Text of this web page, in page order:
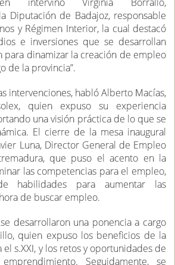
Diputación de Badajoz, responsable
y Régimen Interior, la cual destacó
e inversiones que se desarrollan
para dinamizar la creación de empleo
de la provincia”.
intervenciones, habló Alberto Macías,
quien expuso su experiencia
una visión práctica de lo que se
El cierre de la mesa inaugural
Luna, Director General de Empleo
que puso el acento en la
las competencias para el empleo,
habilidades para aumentar las
de buscar empleo.
desarrollaron una ponencia a cargo
quien expuso los beneficios de la
s.XXI, y los retos y oportunidades de
Seguidamente, se